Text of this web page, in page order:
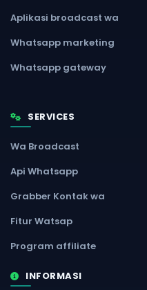
Aplikasi broadcast wa
Whatsapp marketing
Whatsapp gateway
SERVICES
Wa Broadcast
Api Whatsapp
Grabber Kontak wa
Fitur Watsap
Program affiliate
INFORMASI